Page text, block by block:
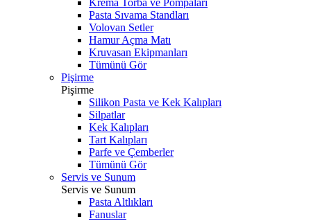
Krema Torba ve Pompaları
Pasta Sıvama Standları
Volovan Setler
Hamur Açma Matı
Kruvasan Ekipmanları
Tümünü Gör
Pişirme
Pişirme
Silikon Pasta ve Kek Kalıpları
Silpatlar
Kek Kalıpları
Tart Kalıpları
Parfe ve Çemberler
Tümünü Gör
Servis ve Sunum
Servis ve Sunum
Pasta Altlıkları
Fanuslar